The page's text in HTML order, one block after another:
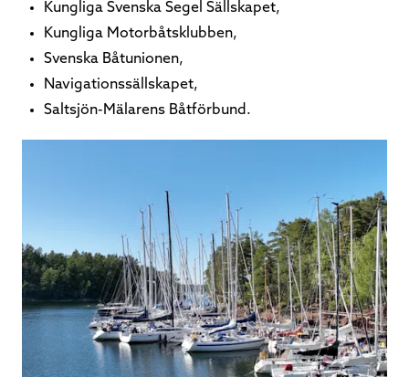
Kungliga Svenska Segel Sällskapet,
Kungliga Motorbåtsklubben,
Svenska Båtunionen,
Navigationssällskapet,
Saltsjön-Mälarens Båtförbund.